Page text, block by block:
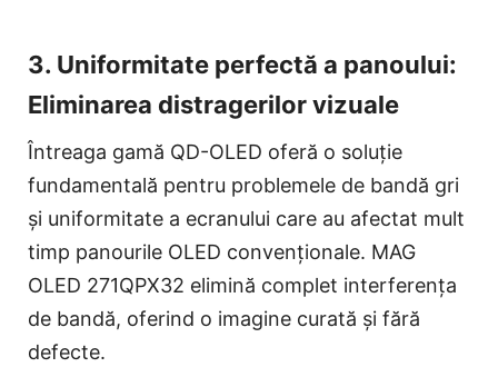
3. Uniformitate perfectă a panoului:
Eliminarea distragerilor vizuale
Întreaga gamă QD-OLED oferă o soluție
fundamentală pentru problemele de bandă gri
și uniformitate a ecranului care au afectat mult
timp panourile OLED convenționale. MAG
OLED 271QPX32 elimină complet interferența
de bandă, oferind o imagine curată și fără
defecte.